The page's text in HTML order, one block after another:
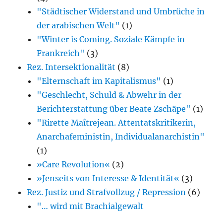
"Städtischer Widerstand und Umbrüche in
der arabischen Welt" (1)
"Winter is Coming. Soziale Kämpfe in
Frankreich" (3)
Rez. Intersektionalität (8)
"Elternschaft im Kapitalismus" (1)
"Geschlecht, Schuld & Abwehr in der
Berichterstattung über Beate Zschäpe" (1)
"Rirette Maîtrejean. Attentatskritikerin,
Anarcha­feministin, Individualanarchistin"
(1)
»Care Revolution« (2)
»Jenseits von Interesse & Identität« (3)
Rez. Justiz und Strafvollzug / Repression (6)
"… wird mit Brachialgewalt